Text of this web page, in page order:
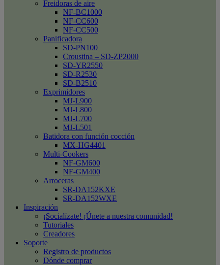
Freidoras de aire
NF-BC1000
NF-CC600
NF-CC500
Panificadora
SD-PN100
Croustina – SD-ZP2000
SD-YR2550
SD-R2530
SD-B2510
Exprimidores
MJ-L900
MJ-L800
MJ-L700
MJ-L501
Batidora con función cocción
MX-HG4401
Multi-Cookers
NF-GM600
NF-GM400
Arroceras
SR-DA152KXE
SR-DA152WXE
Inspiración
¡Socialízate! ¡Únete a nuestra comunidad!
Tutoriales
Creadores
Soporte
Registro de productos
Dónde comprar